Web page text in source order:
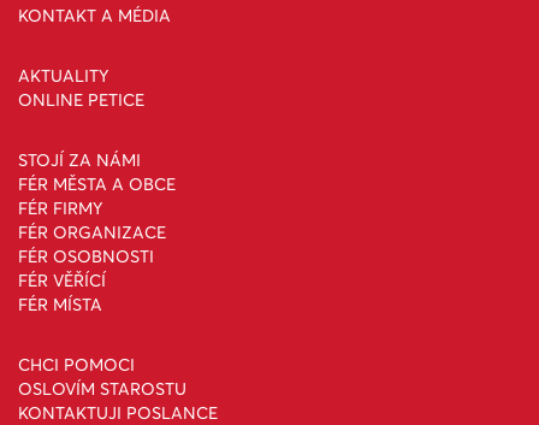
KONTAKT A MÉDIA
AKTUALITY
ONLINE PETICE
STOJÍ ZA NÁMI
FÉR MĚSTA A OBCE
FÉR FIRMY
FÉR ORGANIZACE
FÉR OSOBNOSTI
FÉR VĚŘÍCÍ
FÉR MÍSTA
CHCI POMOCI
OSLOVÍM STAROSTU
KONTAKTUJI POSLANCE